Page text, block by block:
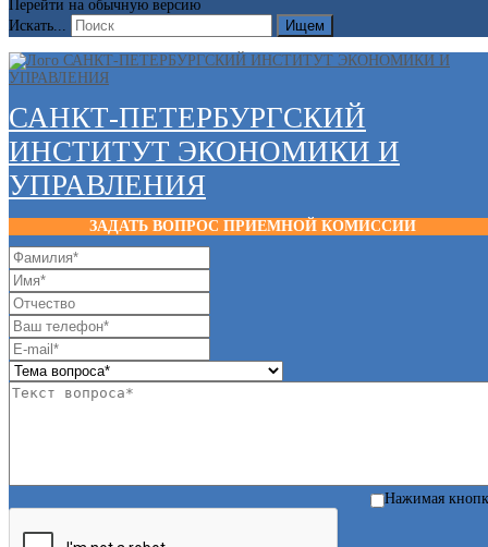
Перейти на обычную версию
Искать...
Ищем
САНКТ-ПЕТЕРБУРГСКИЙ
ИНСТИТУТ ЭКОНОМИКИ И
УПРАВЛЕНИЯ
ЗАДАТЬ ВОПРОС ПРИЕМНОЙ КОМИССИИ
Нажимая